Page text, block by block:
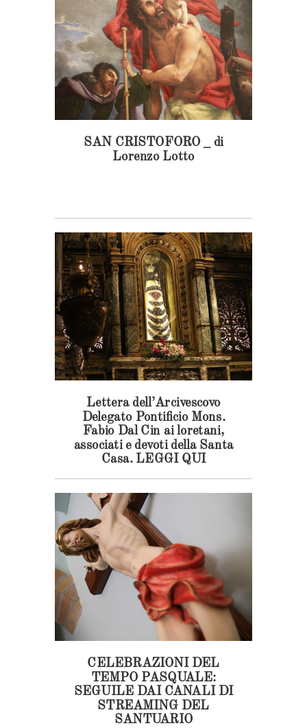
SAN CRISTOFORO _ di
Lorenzo Lotto
Lettera dell’Arcivescovo
Delegato Pontificio Mons.
Fabio Dal Cin ai loretani,
associati e devoti della Santa
Casa. LEGGI QUI
CELEBRAZIONI DEL
TEMPO PASQUALE:
SEGUILE DAI CANALI DI
STREAMING DEL
SANTUARIO